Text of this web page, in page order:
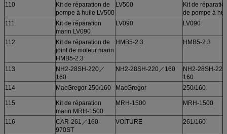
110
Kit de réparation de
pompe à huile LV500
LV500
Kit de
de pompe à
111
Kit de réparation
marin LV090
LV090 LV090
112
Kit de réparation de
joint de moteur marin
HMB5-2.3
HMB5-2.3 HMB5-2.3
113
NH2-28SH-220／
160
NH2-28SH-220／160
NH2-28SH-220
160
114
MacGregor 250/160 MacGregor 250/160
115
Kit de réparation
marin MRH-1500
MRH-1500 MRH-1500
116
CAR-261／160-
970ST
VOITURE 261/160